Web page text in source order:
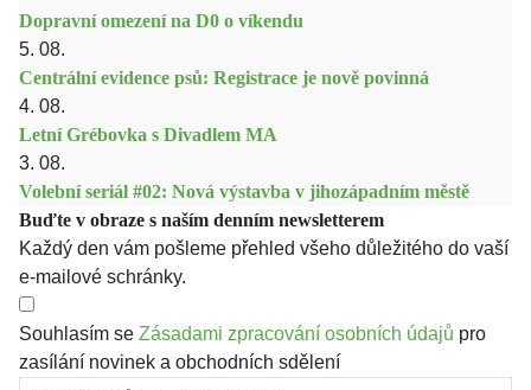
Dopravní omezení na D0 o víkendu
5. 08.
Centrální evidence psů: Registrace je nově povinná
4. 08.
Letní Grébovka s Divadlem MA
3. 08.
Volební seriál #02: Nová výstavba v jihozápadním městě
Buďte v obraze s naším denním newsletterem
Každý den vám pošleme přehled všeho důležitého do vaší
e-mailové schránky.
Souhlasím se Zásadami zpracování osobních údajů pro
zasílání novinek a obchodních sdělení